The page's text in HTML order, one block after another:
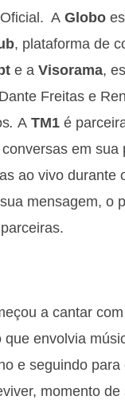
A Globo
, plataforma de
e a Visorama,
Freitas e
. A TM1 é
em sua
ao vivo durante
mensagem, o
a cantar
envolvia
e seguindo
momento